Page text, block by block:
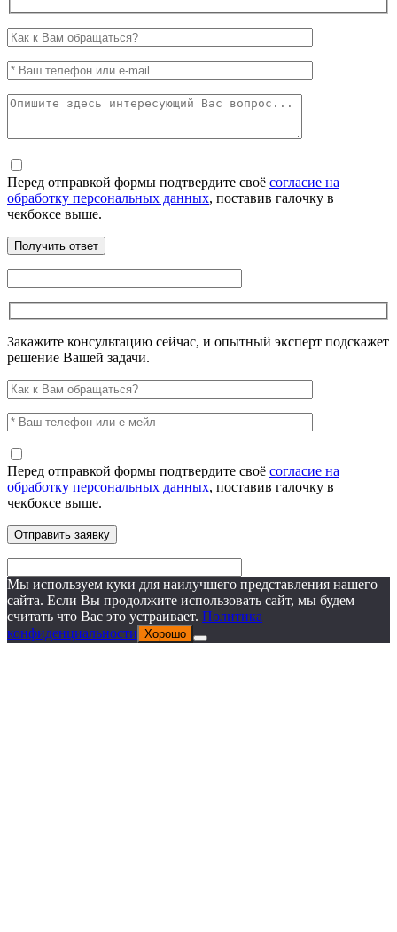
Перед отправкой формы подтвердите своё согласие на
обработку персональных данных, поставив галочку в
чекбоксе выше.
Закажите консультацию сейчас, и опытный эксперт подскажет
решение Вашей задачи.
Перед отправкой формы подтвердите своё согласие на
обработку персональных данных, поставив галочку в
чекбоксе выше.
Мы используем куки для наилучшего представления нашего
сайта. Если Вы продолжите использовать сайт, мы будем
считать что Вас это устраивает. Политика
конфиденциальности Хорошо